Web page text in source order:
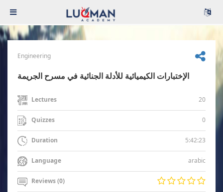
Engineering
الإختبارات الكيميائية للأدلة الجنائية في مسرح الجريمة
Lectures 20
Quizzes 0
Duration 5:42:23
Language arabic
Reviews (0)